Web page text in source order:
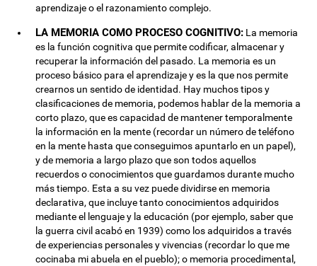
aprendizaje o el razonamiento complejo.
LA MEMORIA COMO PROCESO COGNITIVO: La memoria
es la función cognitiva que permite codificar, almacenar y
recuperar la información del pasado. La memoria es un
proceso básico para el aprendizaje y es la que nos permite
crearnos un sentido de identidad. Hay muchos tipos y
clasificaciones de memoria, podemos hablar de la memoria a
corto plazo, que es capacidad de mantener temporalmente
la información en la mente (recordar un número de teléfono
en la mente hasta que conseguimos apuntarlo en un papel),
y de memoria a largo plazo que son todos aquellos
recuerdos o conocimientos que guardamos durante mucho
más tiempo. Esta a su vez puede dividirse en memoria
declarativa, que incluye tanto conocimientos adquiridos
mediante el lenguaje y la educación (por ejemplo, saber que
la guerra civil acabó en 1939) como los adquiridos a través
de experiencias personales y vivencias (recordar lo que me
cocinaba mi abuela en el pueblo); o memoria procedimental,